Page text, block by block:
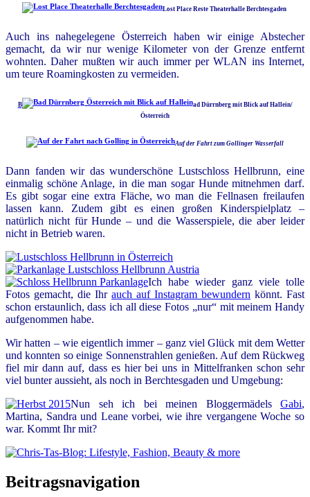
Lost Place Reste Theaterhalle Berchtesgaden
Auch ins nahegelegene Österreich haben wir einige Abstecher
gemacht, da wir nur wenige Kilometer von der Grenze entfernt
wohnten. Daher mußten wir auch immer per WLAN ins Internet,
um teure Roamingkosten zu vermeiden.
B
ad Dürrnberg mit Blick auf Hallein/
Österreich
Auf der Fahrt zum Gollinger Wasserfall
Dann fanden wir das wunderschöne Lustschloss Hellbrunn, eine
einmalig schöne Anlage, in die man sogar Hunde mitnehmen darf.
Es gibt sogar eine extra Fläche, wo man die Fellnasen freilaufen
lassen kann. Zudem gibt es einen großen Kinderspielplatz –
natürlich nicht für Hunde – und die Wasserspiele, die aber leider
nicht in Betrieb waren.
Ich habe wieder ganz viele tolle
Fotos gemacht, die Ihr auch auf Instagram bewundern könnt. Fast
schon erstaunlich, dass ich all diese Fotos „nur“ mit meinem Handy
aufgenommen habe.
Wir hatten – wie eigentlich immer – ganz viel Glück mit dem Wetter
und konnten so einige Sonnenstrahlen genießen. Auf dem Rückweg
fiel mir dann auf, dass es hier bei uns in Mittelfranken schon sehr
viel bunter aussieht, als noch in Berchtesgaden und Umgebung:
Nun seh ich bei meinen Bloggermädels Gabi,
Martina, Sandra und Leane vorbei, wie ihre vergangene Woche so
war. Kommt Ihr mit?
Beitragsnavigation